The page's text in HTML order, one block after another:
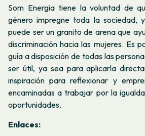
Som Energia tiene la voluntad de
género impregne toda la sociedad,
puede ser un granito de arena que
discriminación hacia las mujeres. Es
guía a disposición de todas las
ser útil, ya sea para aplicarla
inspiración para reflexionar y
encaminadas a trabajar por la
oportunidades.
Enlaces: